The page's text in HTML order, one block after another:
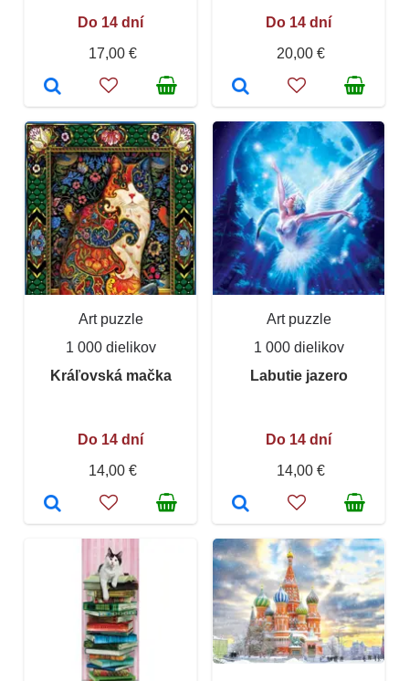
Do 14 dní
17,00 €
Do 14 dní
20,00 €
Art puzzle
1 000 dielikov
Kráľovská mačka
Do 14 dní
14,00 €
Art puzzle
1 000 dielikov
Labutie jazero
Do 14 dní
14,00 €